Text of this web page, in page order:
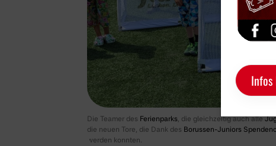
Die Teamer des Ferienparks, die gleichzeitig auch alle
die neuen Tore, die Dank des Borussen-Juniors
werden konnten.
Infos